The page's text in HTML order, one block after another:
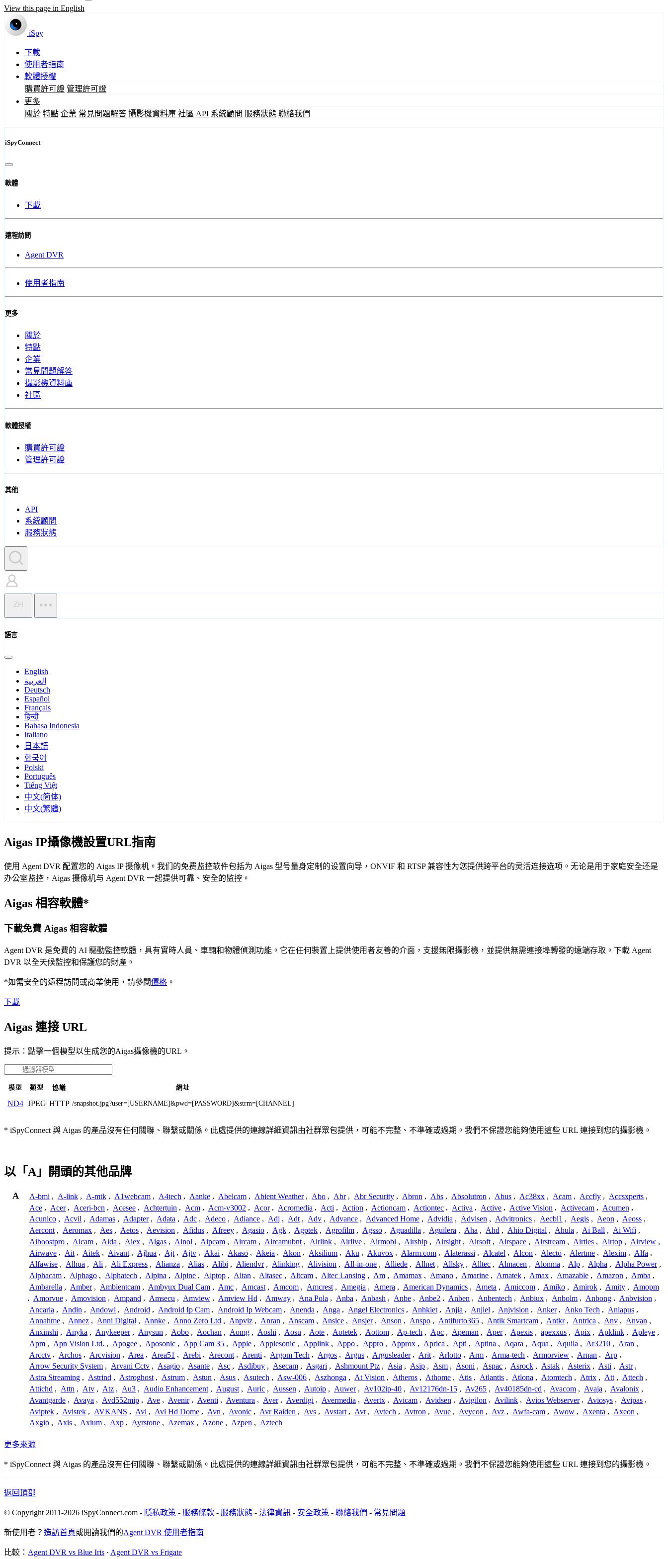
View this page in English
iSpy
下載
使用者指南
軟體授權
購買許可證 管理許可證
更多
關於 特點 企業 常見問題解答 攝影機資料庫 社區 API 系統顧問 服務狀態 聯絡我們
iSpyConnect
軟體
下載
遠程訪問
Agent DVR
使用者指南
更多
關於
特點
企業
常見問題解答
攝影機資料庫
社區
軟體授權
購買許可證
管理許可證
其他
API
系統顧問
服務狀態
ZH
語言
English
العربية
Deutsch
Español
Français
हिन्दी
Bahasa Indonesia
Italiano
日本語
한국어
Polski
Português
Tiếng Việt
中文(简体)
中文(繁體)
Aigas IP攝像機設置URL指南
使用 Agent DVR 配置您的 Aigas IP 摄像机。我们的免费监控软件包括为 Aigas 型号量身定制的设置向导，ONVIF 和 RTSP 兼容性为您提供跨平台的灵活连接选项。无论是用于家庭安全还是
办公室监控，Aigas 摄像机与 Agent DVR 一起提供可靠、安全的监控。
Aigas 相容軟體*
下載免費 Aigas 相容軟體
Agent DVR 是免費的 AI 驅動監控軟體，具有實時人員、車輛和物體偵測功能。它在任何裝置上提供使用者友善的介面，支援無限攝影機，並提供無需連接埠轉發的遠端存取。下載 Agent
DVR 以全天候監控和保護您的財產。
*如需安全的遠程訪問或商業使用，請參閱價格 。
下載
Aigas 連接 URL
提示：點擊一個模型以生成您的Aigas攝像機的URL。
模型 類型 協議 網址
ND4 JPEG HTTP /snapshot.jpg?user=[USERNAME]&pwd=[PASSWORD]&strm=[CHANNEL]
* iSpyConnect 與 Aigas 的產品沒有任何關聯、聯繫或關係。此處提供的連線詳細資訊由社群眾包提供，可能不完整、不準確或過期。我們不保證您能夠使用這些 URL 連接到您的攝影機。
以「A」開頭的其他品牌
A A-bmi , A-link , A-mtk , A1webcam , A4tech , Aanke , Abelcam , Abient Weather , Abo , Abr , Abr Security , Abron , Abs , Absolutron , Abus , Ac38xx , Acam , Accfly , Accsxperts ,
Ace , Acer , Aceri-bcn , Acesee , Achtertuin , Acm , Acm-v3002 , Acor , Acromedia , Acti , Action , Actioncam , Actiontec , Activa , Active , Active Vision , Activecam , Acumen ,
Acunico , Acvil , Adamas , Adapter , Adata , Adc , Adeco , Adiance , Adj , Adt , Adv , Advance , Advanced Home , Advidia , Advisen , Advitronics , Aecbl1 , Aegis , Aeon , Aeoss ,
Aercont , Aeromax , Aes , Aetos , Aevision , Afidus , Afreey , Agasio , Agk , Agptek , Agrofilm , Agsso , Aguadilla , Aguilera , Aha , Ahd , Ahio Digital , Ahula , Ai Ball , Ai Wifi ,
Aiboostpro , Aicam , Aida , Aiex , Aigas , Ainol , Aipcam , Aircam , Aircamubnt , Airlink , Airlive , Airmobi , Airship , Airsight , Airsoft , Airspace , Airstream , Airties , Airtop , Airview ,
Airwave , Ait , Aitek , Aivant , Ajhua , Ajt , Ajtv , Akai , Akaso , Akeia , Akon , Aksilium , Aku , Akuvox , Alarm.com , Alaterassi , Alcatel , Alcon , Alecto , Alertme , Alexim , Alfa ,
Alfawise , Alhua , Ali , Ali Express , Alianza , Alias , Alibi , Aliendvr , Alinking , Alivision , All-in-one , Alliede , Allnet , Allsky , Alltec , Almacen , Alonma , Alp , Alpha , Alpha Power ,
Alphacam , Alphago , Alphatech , Alpina , Alpine , Alptop , Altan , Altasec , Altcam , Altec Lansing , Am , Amamax , Amano , Amarine , Amatek , Amax , Amazable , Amazon , Amba ,
Ambarella , Amber , Ambientcam , Ambyux Dual Cam , Amc , Amcast , Amcom , Amcrest , Amegia , Amera , American Dynamics , Ameta , Amiccom , Amiko , Amirok , Amity , Amopm
, Amorvue , Amovision , Ampand , Amsecu , Amview , Amview Hd , Amway , Ana Pola , Anba , Anbash , Anbe , Anbe2 , Anben , Anbentech , Anbiux , Anbolm , Anbong , Anbvision ,
Ancarla , Andin , Andowl , Android , Android Ip Cam , Android Ip Webcam , Anenda , Anga , Angel Electronics , Anhkiet , Anjia , Anjiel , Anjvision , Anker , Anko Tech , Anlapus ,
Annahme , Annez , Anni Digital , Annke , Anno Zero Ltd , Anpviz , Anran , Anscam , Ansice , Ansjer , Anson , Anspo , Antifurto365 , Antik Smartcam , Antkr , Antrica , Anv , Anvan ,
Anxinshi , Anyka , Anykeeper , Anysun , Aobo , Aochan , Aomg , Aoshi , Aosu , Aote , Aotetek , Aottom , Ap-tech , Apc , Apeman , Aper , Apexis , apexxus , Apix , Apklink , Apleye ,
Apm , Apn Vision Ltd. , Apogee , Aposonic , App Cam 35 , Apple , Applesonic , Applink , Appo , Appro , Approx , Aprica , Apti , Aptina , Aqara , Aqua , Aquila , Ar3210 , Aran ,
Arcctv , Archos , Arcvision , Area , Area51 , Arebi , Arecont , Arenti , Argom Tech , Argos , Argus , Argusleader , Arit , Arlotto , Arm , Arma-tech , Armorview , Arnan , Arp ,
Arrow Security System , Arvani Cctv , Asagio , Asante , Asc , Asdibuy , Asecam , Asgari , Ashmount Ptz , Asia , Asip , Asm , Asoni , Aspac , Asrock , Astak , Asterix , Asti , Astr ,
Astra Streaming , Astrind , Astroghost , Astrum , Astun , Asus , Asutech , Asw-006 , Aszhonga , At Vision , Atheros , Athome , Atis , Atlantis , Atlona , Atomtech , Atrix , Att , Attech ,
Attichd , Attn , Atv , Atz , Au3 , Audio Enhancement , August , Auric , Aussen , Autoip , Auwer , Av102ip-40 , Av12176dn-15 , Av265 , Av40185dn-cd , Avacom , Avaja , Avalonix ,
Avantgarde , Avaya , Avd552mip , Ave , Avenir , Aventi , Aventura , Aver , Averdigi , Avermedia , Avertx , Avicam , Avidsen , Avigilon , Avilink , Avios Webserver , Aviosys , Avipas ,
Aviptek , Avistek , AVKANS , Avl , Avl Hd Dome , Avn , Avonic , Avr Raiden , Avs , Avstart , Avt , Avtech , Avtron , Avue , Avycon , Avz , Awfa-cam , Awow , Axenta , Axeon ,
Axgio , Axis , Axium , Axp , Ayrstone , Azemax , Azone , Azpen , Aztech
更多來源
* iSpyConnect 與 Aigas 的產品沒有任何關聯、聯繫或關係。此處提供的連線詳細資訊由社群眾包提供，可能不完整、不準確或過期。我們不保證您能夠使用這些 URL 連接到您的攝影機。
返回頂部
© Copyright 2011-2026 iSpyConnect.com - 隱私政策 - 服務條款 - 服務狀態 - 法律資訊 - 安全政策 - 聯絡我們 - 常見問題
新使用者？ 造訪首頁或閱讀我們的Agent DVR 使用者指南
比較： Agent DVR vs Blue Iris · Agent DVR vs Frigate